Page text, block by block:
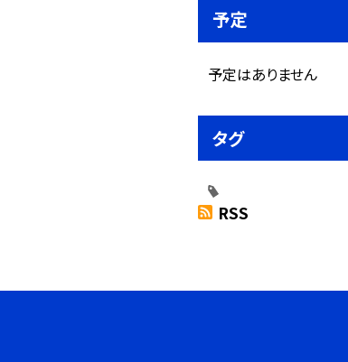
予定
予定はありません
タグ
RSS